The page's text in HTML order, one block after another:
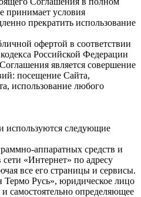
принимает условия
прекратить использование
офертой в соответствии
Российской Федерации
является совершение
посещение Сайта,
использование любого
используются следующие
аппаратных средств и
«Интернет» по адресу
все его страницы и сервисы.
Русь», юридическое лицо
самостоятельно определяющее